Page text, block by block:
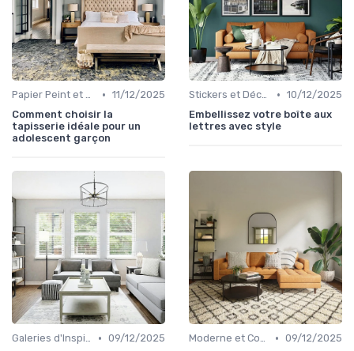
Papier Peint et Revêtements Muraux • 11/12/2025
Comment choisir la
tapisserie idéale pour un
adolescent garçon
Stickers et Décalcomanies Muraux • 10/12/2025
Embellissez votre boîte aux
lettres avec style
Galeries d'Inspiration • 09/12/2025
Moderne et Contemporain • 09/12/2025